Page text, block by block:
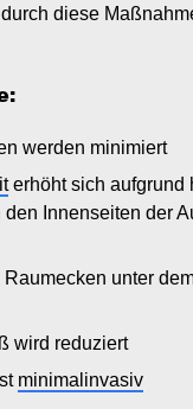
diese
werden minimiert
erhöht sich aufgrund
den Innenseiten der
unter
wird reduziert
minimalinvasiv